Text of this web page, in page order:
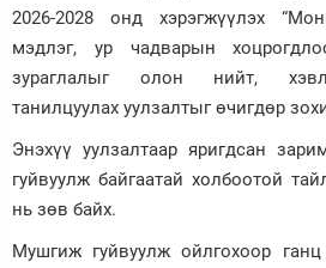
2026-2028 онд хэрэгжүүлэх
мэдлэг, ур чадварын
зураглалыг олон нийт,
танилцуулах уулзалтыг өчигдөр
Энэхүү уулзалтаар яригдсан
гуйвуулж байгаатай холбоотой
нь зөв байх.
Мушгиж гуйвуулж ойлгохоор